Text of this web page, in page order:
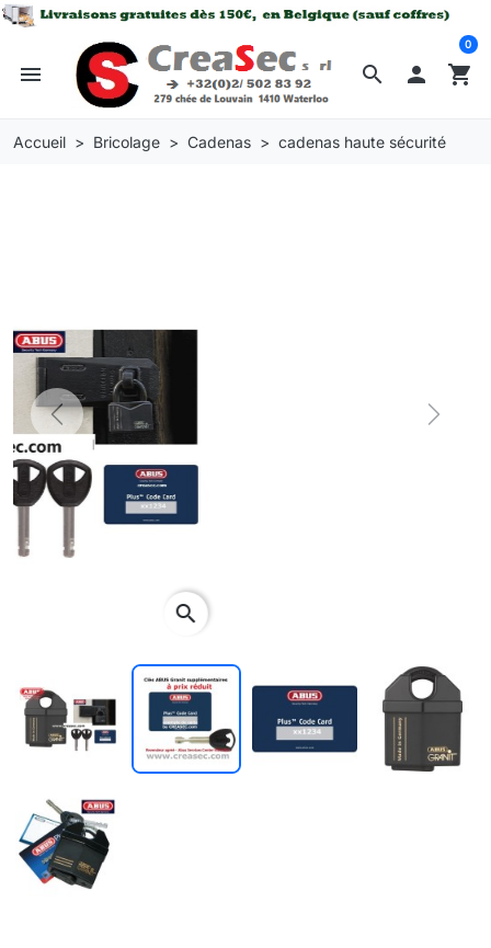
search
menu  shopping_cart
0
Accueil Bricolage Cadenas cadenas haute sécurité
Previous Next